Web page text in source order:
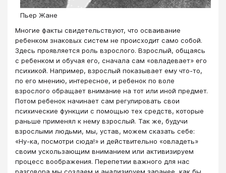
Пьер Жане
Многие факты свидетельствуют, что осваивание
ребенком знаковых систем не происходит само собой.
Здесь проявляется роль взрослого. Взрослый, общаясь
с ребенком и обучая его, сначала сам «овладевает» его
психикой. Например, взрослый показывает ему что-то,
по его мнению, интересное, и ребенок по воле
взрослого обращает внимание на тот или иной предмет.
Потом ребенок начинает сам регулировать свои
психические функции с помощью тех средств, которые
раньше применял к нему взрослый. Так же, будучи
взрослыми людьми, мы, устав, можем сказать себе:
«Ну-ка, посмотри сюда!» и действительно «овладеть»
своим ускользающим вниманием или активизируем
процесс воображения. Перепетии важного для нас